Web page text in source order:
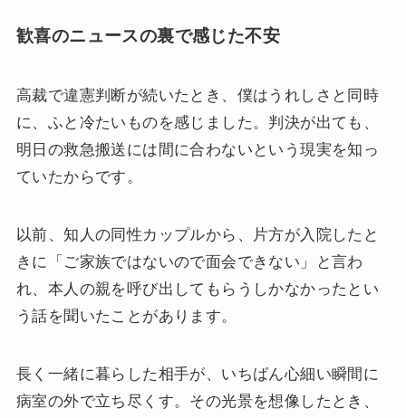
歓喜のニュースの裏で感じた不安
高裁で違憲判断が続いたとき、僕はうれしさと同時
に、ふと冷たいものを感じました。判決が出ても、
明日の救急搬送には間に合わないという現実を知っ
ていたからです。
以前、知人の同性カップルから、片方が入院したと
きに「ご家族ではないので面会できない」と言わ
れ、本人の親を呼び出してもらうしかなかったとい
う話を聞いたことがあります。
長く一緒に暮らした相手が、いちばん心細い瞬間に
病室の外で立ち尽くす。その光景を想像したとき、